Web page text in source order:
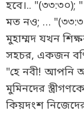
হবে।.. "(৩৩:৩০); "
মত নও; …
মুহাম্মদ যখন
সহচর, একজন
"হে নবী! আপনি
মুমিনদের
কিয়দংশ